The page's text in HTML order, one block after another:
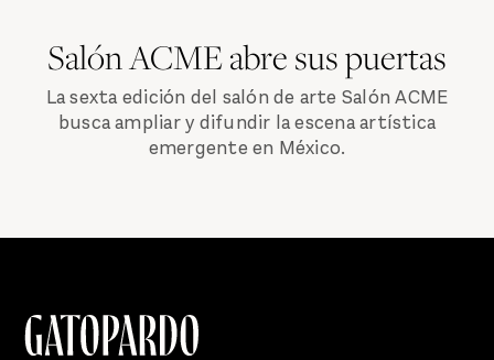
Salón ACME abre sus puertas
La sexta edición del salón de arte Salón ACME
busca ampliar y difundir la escena artística
emergente en México.